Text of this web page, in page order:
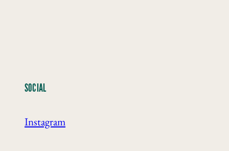
SOCIAL
Instagram